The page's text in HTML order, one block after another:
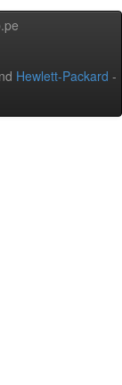
Hewlett-Packard -